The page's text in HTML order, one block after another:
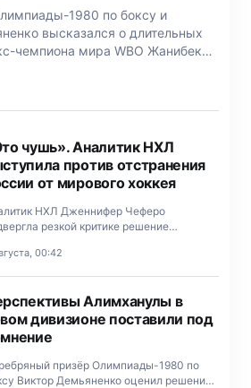
1980 по боксу и
высказался о длительных
чемпиона мира WBO Жанибека
чушь». Аналитик НХЛ
против отстранения
от мирового хоккея
НХЛ Дженнифер Чеферо
резкой критике решение
отстранение сборной России от
00:42
Алимханулы в
дивизионе поставили под
призёр Олимпиады-1980 по
Виктор Демьяненко оценил решение